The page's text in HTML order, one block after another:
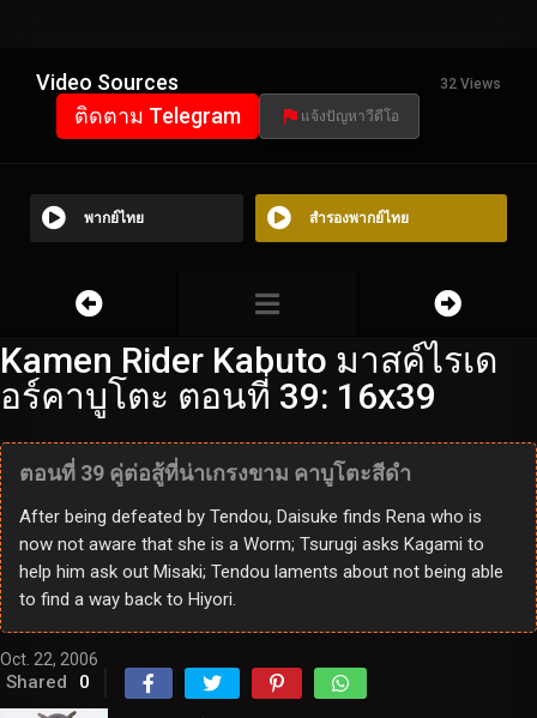
Video Sources 32 Views
ติดตาม Telegram แจ้งปัญหาวีดีโอ
พากย์ไทย สำรองพากย์ไทย
Kamen Rider Kabuto มาสค์ไรเด
อร์คาบูโตะ ตอนที่ 39: 16x39
ตอนที่ 39 คู่ต่อสู้ที่น่าเกรงขาม คาบูโตะสีดำ
After being defeated by Tendou, Daisuke finds Rena who is
now not aware that she is a Worm; Tsurugi asks Kagami to
help him ask out Misaki; Tendou laments about not being able
to find a way back to Hiyori.
Oct. 22, 2006
Shared 0